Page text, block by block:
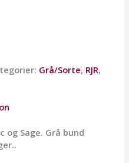
Grå/Sorte, RJR,
og Sage. Grå bund